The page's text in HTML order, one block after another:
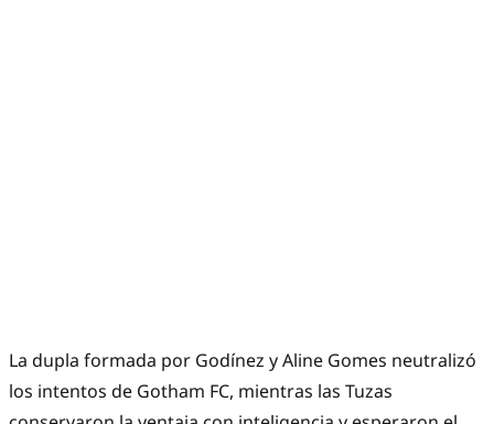
La dupla formada por Godínez y Aline Gomes neutralizó
los intentos de Gotham FC, mientras las Tuzas